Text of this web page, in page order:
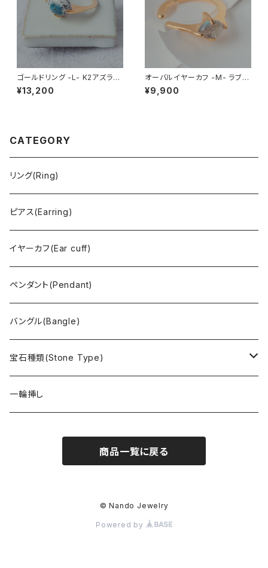
ゴールドリング -L- K2アズライ
ト
¥13,200
オーバルイヤーカフ -M- ラブラ
ドライト
¥9,900
CATEGORY
リング(Ring)
ピアス(Earring)
イヤーカフ(Ear cuff)
ペンダント(Pendant)
バングル(Bangle)
宝石種類(Stone Type)
アイオライト
アフリカンストロベリークォーツ
一輪挿し
商品一覧に戻る
© Nando Jewelry
Powered by